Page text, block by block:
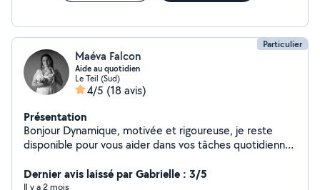
Particulier
Maéva Falcon
Aide au quotidien
Le Teil (Sud)
4/5 (18 avis)
Présentation
Bonjour Dynamique, motivée et rigoureuse, je reste
disponible pour vous aider dans vos tâches quotidiennes
d'enfants, repassage, extras en restauration..... J'ai de
Dernier avis laissé par Gabrielle : 3/5
Il y a 2 mois